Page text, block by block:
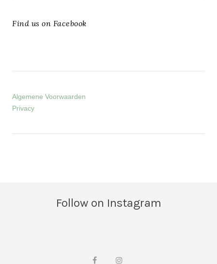
Find us on Facebook
Algemene Voorwaarden
Privacy
Follow on Instagram